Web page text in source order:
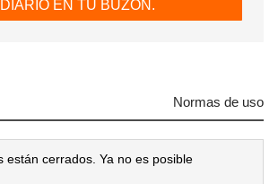
DIARIO EN TU BUZÓN.
Normas de uso
están cerrados. Ya no es posible